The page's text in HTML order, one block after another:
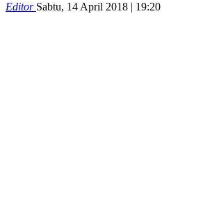
Editor Sabtu, 14 April 2018 | 19:20